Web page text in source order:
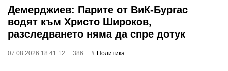
Демерджиев: Парите от ВиК-Бургас
водят към Христо Широков,
разследването няма да спре дотук
07.08.2026 18:41:12 386 Политика